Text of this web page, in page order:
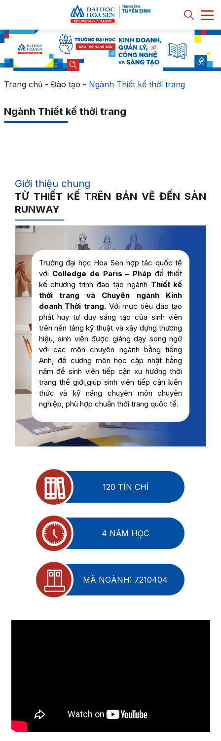
Trang chủ- Đào tạo - Ngành Thiết kế thời trang
Ngành Thiết kế thời trang
Giới thiệu chung
TỪ THIẾT KẾ TRÊN BẢN VẼ ĐẾN SÀN
RUNWAY
Trường đại học Hoa Sen hợp tác quốc tế
với Colledge de Paris – Pháp để thiết
kế chương trình đào tạo ngành Thiết kế
thời trang và Chuyên ngành Kinh
doanh Thời trang.Với mục tiêu đào tạo
phát huy tư duy sáng tạo của sinh viên
trên nền tảng kỹ thuật và xây dựng thương
hiệu, sinh viên được giảng dạy song ngữ
với các môn chuyên ngành bằng tiếng
Anh, đề cương môn học cập nhật hằng
năm để sinh viên tiếp cận xu hướng thời
trang thế giới,giúp sinh viên tiếp cận kiến
thức và kỹ năng chuyên môn chuyên
nghiệp, phù hợp chuẩn thời trang quốc tế.
120 TÍN CHỈ
4 NĂM HỌC
MÃ NGÀNH: 7210404